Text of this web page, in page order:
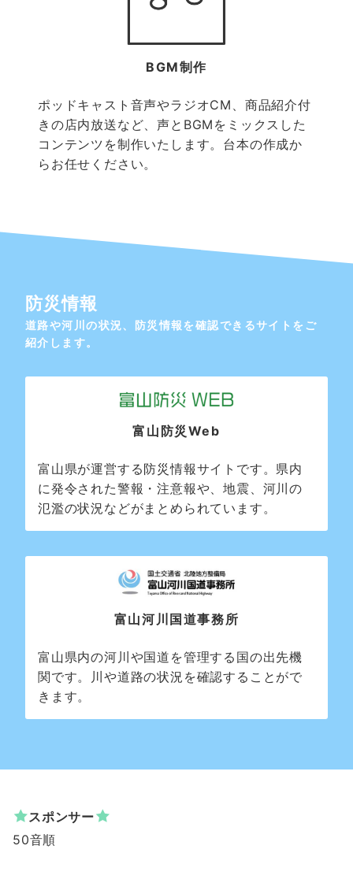
BGM制作
ポッドキャスト音声やラジオCM、商品紹介付
きの店内放送など、声とBGMをミックスした
コンテンツを制作いたします。台本の作成か
らお任せください。
防災情報
道路や河川の状況、防災情報を確認できるサイトをご
紹介します。
富山防災Web
富山県が運営する防災情報サイトです。県内
に発令された警報・注意報や、地震、河川の
氾濫の状況などがまとめられています。
富山河川国道事務所
富山県内の河川や国道を管理する国の出先機
関です。川や道路の状況を確認することがで
きます。
スポンサー
50音順